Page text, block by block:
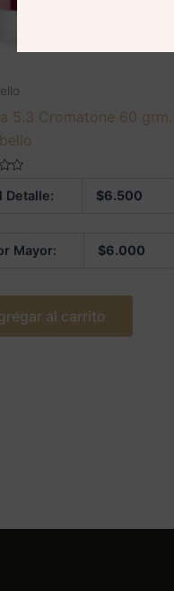
5.3 Cromatone 60 grm.
Detalle: $6.500
Mayor: $6.000
al carrito